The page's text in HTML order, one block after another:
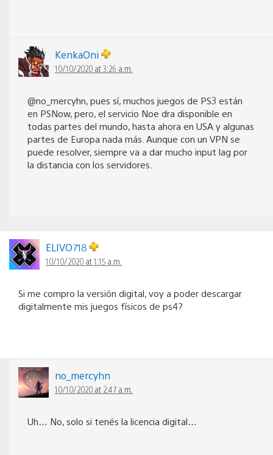
KenkaOni
10/10/2020 at 3:26 a.m.
@no_mercyhn, pues sí, muchos juegos de PS3 están
en PSNow, pero, el servicio Noe dra disponible en
todas partes del mundo, hasta ahora en USA y algunas
partes de Europa nada más. Aunque con un VPN se
puede resolver, siempre va a dar mucho input lag por
la distancia con los servidores.
ELIVO718
10/10/2020 at 1:15 a.m.
Si me compro la versión digital, voy a poder descargar
digitalmente mis juegos físicos de ps4?
no_mercyhn
10/10/2020 at 2:47 a.m.
Uh… No, solo si tenés la licencia digital…